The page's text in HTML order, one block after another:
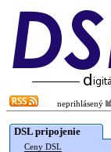
neprihlásený
DSL pripojenie
Ceny DSL